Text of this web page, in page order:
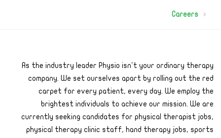
Careers
As the industry leader Physio isn't your ordinary therapy
company. We set ourselves apart by rolling out the red
carpet for every patient, every day. We employ the
brightest individuals to achieve our mission. We are
currently seeking candidates for physical therapist jobs,
physical therapy clinic staff, hand therapy jobs, sports